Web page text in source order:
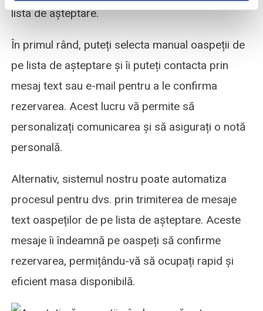
lista de așteptare.
În primul rând, puteți selecta manual oaspeții de
pe lista de așteptare și îi puteți contacta prin
mesaj text sau e-mail pentru a le confirma
rezervarea. Acest lucru vă permite să
personalizați comunicarea și să asigurați o notă
personală.
Alternativ, sistemul nostru poate automatiza
procesul pentru dvs. prin trimiterea de mesaje
text oaspeților de pe lista de așteptare. Aceste
mesaje îi îndeamnă pe oaspeți să confirme
rezervarea, permițându-vă să ocupați rapid și
eficient masa disponibilă.